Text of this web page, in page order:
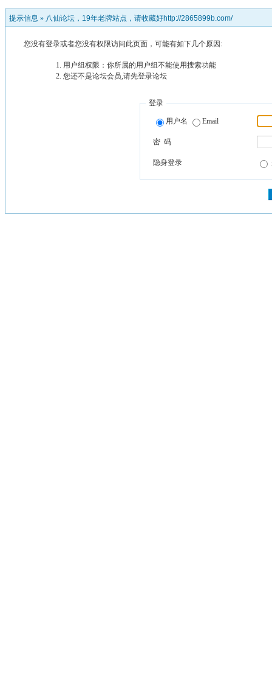
提示信息 » 八仙论坛，19年老牌站点，请收藏好http://2865899b.com/
您没有登录或者您没有权限访问此页面，可能有如下几个原因:
用户组权限：你所属的用户组不能使用搜索功能
您还不是论坛会员,请先登录论坛
登录
用户名 Email
密 码
隐身登录